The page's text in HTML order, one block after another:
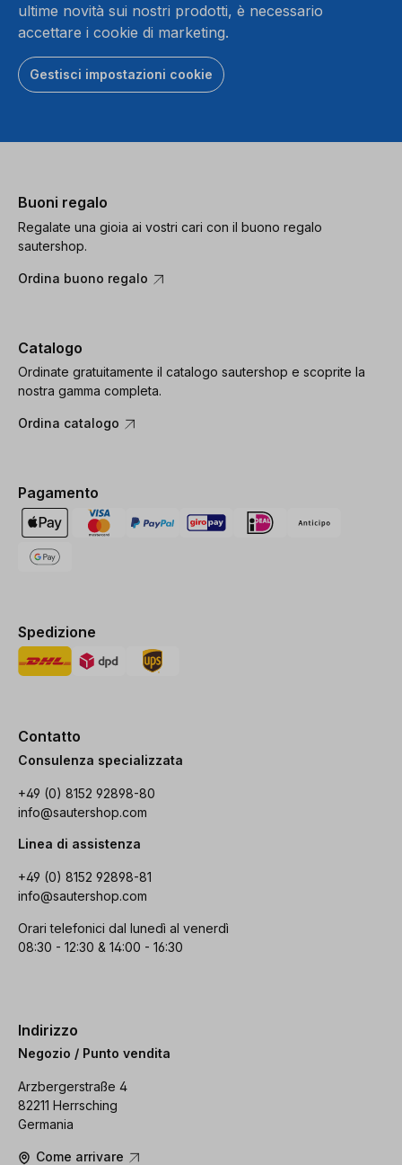
ultime novità sui nostri prodotti, è necessario
accettare i cookie di marketing.
Gestisci impostazioni cookie
Buoni regalo
Regalate una gioia ai vostri cari con il buono regalo
sautershop.
Ordina buono regalo
Catalogo
Ordinate gratuitamente il catalogo sautershop e scoprite la
nostra gamma completa.
Ordina catalogo
Pagamento
Spedizione
Contatto
Consulenza specializzata
+49 (0) 8152 92898-80
info@sautershop.com
Linea di assistenza
+49 (0) 8152 92898-81
info@sautershop.com
Orari telefonici dal lunedì al venerdì
08:30 - 12:30 & 14:00 - 16:30
Indirizzo
Negozio / Punto vendita
Arzbergerstraße 4
82211 Herrsching
Germania
Come arrivare